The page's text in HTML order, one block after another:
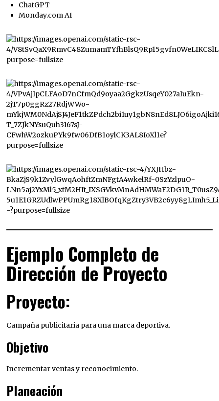
ChatGPT
Monday.com AI
Ejemplo Completo de
Dirección de Proyecto
Proyecto:
Campaña publicitaria para una marca deportiva.
Objetivo
Incrementar ventas y reconocimiento.
Planeación